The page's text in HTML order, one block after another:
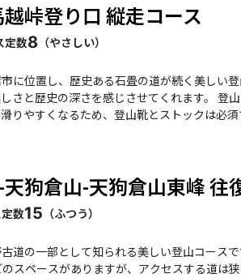
す。 ただし、注意が必要な点もあります。特に雨上がりの石畳は
あるため、しっかりとした準備が求められ
料理を楽しむことができ、心も体も満たされ
峠登り口 縦走コース
定数8 （やさしい）
に位置し、歴史ある石畳の道が続く美しい
くれます。 登山は、馬越峠の南側登山口からスタートし、急な石畳
りやすくなるため、登山靴とストックは必
、地元の美味しい食事を楽しむことができま
エネルギーチャージにぴったりです。さら
整備された道ではありますが、自然の中で
狗倉山-天狗倉山東峰 往
数15 （ふつう）
道の一部として知られる美しい登山コース
スペースがありますが、アクセスする道は